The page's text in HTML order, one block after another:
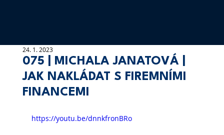
075 | MICHALA JANATOVÁ |
JAK NAKLÁDAT S FIREMNÍMI
FINANCEMI
24. 1. 2023
https://youtu.be/dnnkfronBRo